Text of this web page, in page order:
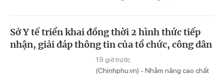
Sở Y tế triển khai đồng thời 2 hình thức tiếp
nhận, giải đáp thông tin của tổ chức, công dân
19 giờ trước
(Chinhphu.vn) - Nhằm nâng cao chất